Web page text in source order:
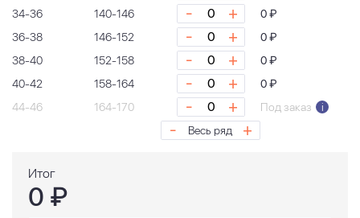
34-36
140-146 - +
0 ₽
36-38
146-152 - +
0 ₽
38-40
152-158 - +
0 ₽
40-42
158-164 - +
0 ₽
44-46
164-170 - + Под заказ i
- Весь ряд +
Итог
0 ₽